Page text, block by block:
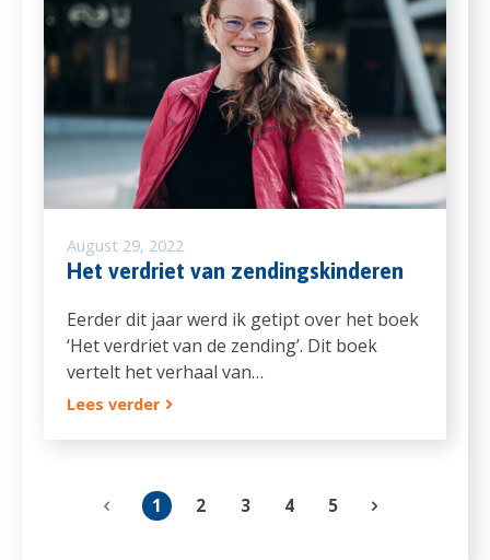
August 29, 2022
Het verdriet van zendingskinderen
Eerder dit jaar werd ik getipt over het boek
‘Het verdriet van de zending’. Dit boek
vertelt het verhaal van…
Lees verder
1 2 3 4 5